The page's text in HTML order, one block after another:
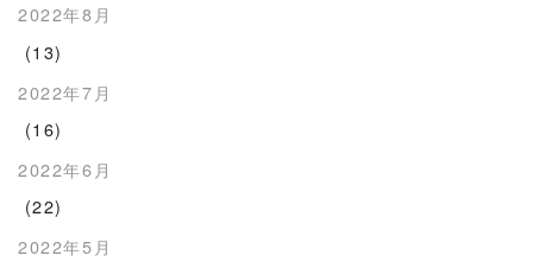
2022年8月
(13)
2022年7月
(16)
2022年6月
(22)
2022年5月